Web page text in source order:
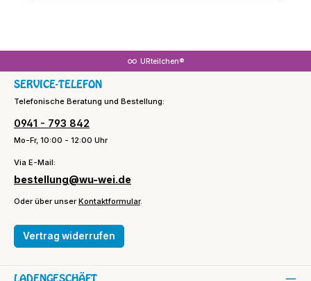
URteilchen®
SERVICE-TELEFON
Telefonische Beratung und Bestellung:
0941 - 793 842
Mo-Fr, 10:00 - 12:00 Uhr
Via E-Mail:
bestellung@wu-wei.de
Oder über unserKontaktformular.
Vertrag widerrufen